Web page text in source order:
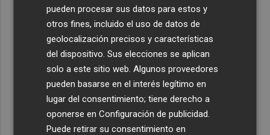
pueden procesar sus datos para estos y
otros fines, incluido el uso de datos de
geolocalización precisos y características
del dispositivo. Sus elecciones se aplican
solo a este sitio web. Algunos proveedores
pueden basarse en el interés legítimo en
lugar del consentimiento; tiene derecho a
oponerse enConfiguración de publicidad
Puede retirar su consentimiento en